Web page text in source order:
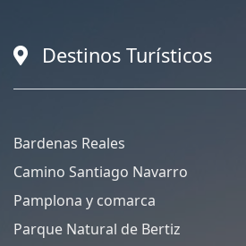
Destinos Turísticos
Bardenas Reales
Camino Santiago Navarro
Pamplona y comarca
Parque Natural de Bertiz